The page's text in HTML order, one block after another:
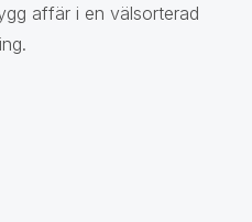
affär i en välsorterad